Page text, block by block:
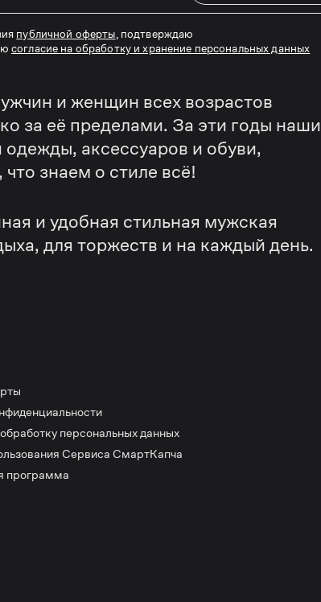
публичной оферты , подтверждаю
согласие на обработку и хранение персональных данных
и женщин всех возрастов
за её пределами. За эти годы наши
аксессуаров и обуви,
знаем о стиле всё!
и удобная стильная мужская
для торжеств и на каждый день.
персональных данных
Сервиса СмартКапча
программа